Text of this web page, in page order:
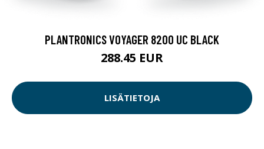
PLANTRONICS VOYAGER 8200 UC BLACK
288.45 EUR
LISÄTIETOJA